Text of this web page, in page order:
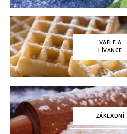
VAFLE A
LÍVANCE
ZÁKLADNÍ